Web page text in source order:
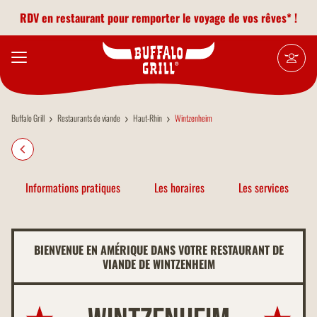
RDV en restaurant pour remporter le voyage de vos rêves* !
Buffalo Grill Restaurants de viande Haut-Rhin Wintzenheim
Informations pratiques Les horaires Les services
BIENVENUE EN AMÉRIQUE DANS VOTRE RESTAURANT DE
VIANDE DE WINTZENHEIM